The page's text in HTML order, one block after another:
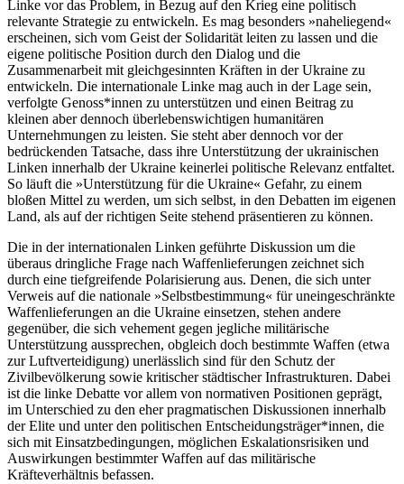
Linke vor das Problem, in Bezug auf den Krieg eine politisch
relevante Strategie zu entwickeln. Es mag besonders »naheliegend«
erscheinen, sich vom Geist der Solidarität leiten zu lassen und die
eigene politische Position durch den Dialog und die
Zusammenarbeit mit gleichgesinnten Kräften in der Ukraine zu
entwickeln. Die internationale Linke mag auch in der Lage sein,
verfolgte Genoss*innen zu unterstützen und einen Beitrag zu
kleinen aber dennoch überlebenswichtigen humanitären
Unternehmungen zu leisten. Sie steht aber dennoch vor der
bedrückenden Tatsache, dass ihre Unterstützung der ukrainischen
Linken innerhalb der Ukraine keinerlei politische Relevanz entfaltet.
So läuft die »Unterstützung für die Ukraine« Gefahr, zu einem
bloßen Mittel zu werden, um sich selbst, in den Debatten im eigenen
Land, als auf der richtigen Seite stehend präsentieren zu können.
Die in der internationalen Linken geführte Diskussion um die
überaus dringliche Frage nach Waffenlieferungen zeichnet sich
durch eine tiefgreifende Polarisierung aus. Denen, die sich unter
Verweis auf die nationale »Selbstbestimmung« für uneingeschränkte
Waffenlieferungen an die Ukraine einsetzen, stehen andere
gegenüber, die sich vehement gegen jegliche militärische
Unterstützung aussprechen, obgleich doch bestimmte Waffen (etwa
zur Luftverteidigung) unerlässlich sind für den Schutz der
Zivilbevölkerung sowie kritischer städtischer Infrastrukturen. Dabei
ist die linke Debatte vor allem von normativen Positionen geprägt,
im Unterschied zu den eher pragmatischen Diskussionen innerhalb
der Elite und unter den politischen Entscheidungsträger*innen, die
sich mit Einsatzbedingungen, möglichen Eskalationsrisiken und
Auswirkungen bestimmter Waffen auf das militärische
Kräfteverhältnis befassen.